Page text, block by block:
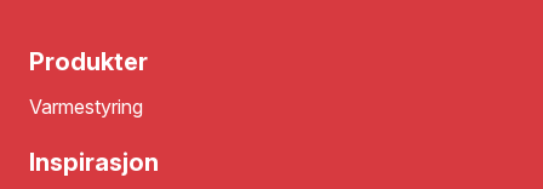
Produkter
Varmestyring
Inspirasjon